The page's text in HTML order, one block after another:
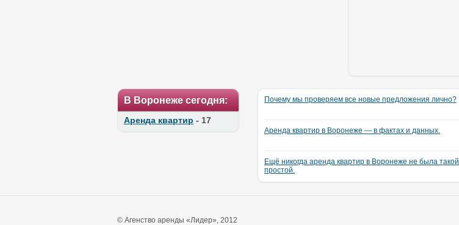
В Воронеже сегодня:
Аренда квартир - 17
Почему мы проверяем все новые предложения лично?
Аренда квартир в Воронеже — в фактах и данных.
Ещё никогда аренда квартир в Воронеже не была такой
простой.
© Агенство аренды «Лидер», 2012